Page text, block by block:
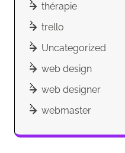
thérapie
trello
Uncategorized
web design
web designer
webmaster